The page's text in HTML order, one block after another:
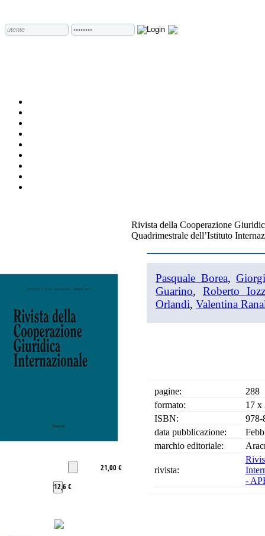
Rivista della Cooperazione
Quadrimestrale dell’Istituto
21,00 €
12,6 €
Pasquale Borea,
Guarino, Roberto
Orlandi, Valentina
pagine:
288
formato:
17 x
ISBN:
978-
data pubblicazione:
marchio editoriale:
rivista:
-